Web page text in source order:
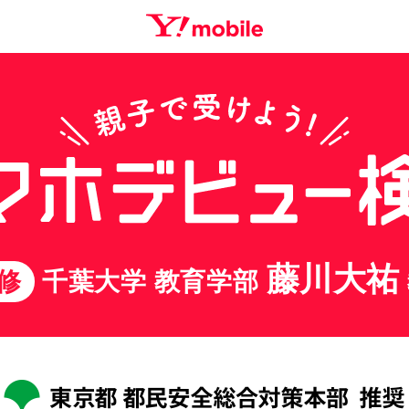
千葉大学 教育学部 藤川大祐